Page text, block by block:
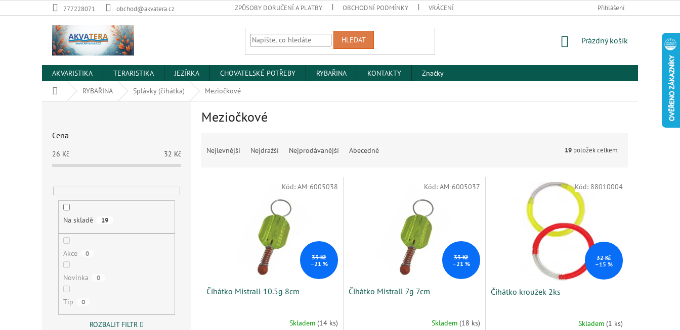
na
777228071 obchod@akvatera.cz ZPŮSOBY DORUČENÍ A PLATBY OBCHODNÍ PODMÍNKY VRÁCENÍ ZBOŽÍ A REKLAMACE PODMÍNKY OCHRANY OSOBNÍCH ÚDAJŮ
Přihlášení
HLEDAT
NÁKUPNÍ
Prázdný košík
AKVARISTIKA TERARISTIKA JEZÍRKA CHOVATELSKÉ POTŘEBY RYBAŘINA KONTAKTY
Značky
Domů
RYBAŘINA Splávky (čihátka) Meziočkové
Cena
26 Kč 32 Kč
Na skladě 19
Akce 0
Novinka 0
Tip 0
ROZBALIT FILTR
Meziočkové
Nejlevnější Nejdražší Nejprodávanější Abecedně 19 položek celkem
33 Kč
–21 %
Čihátko Mistrall 10.5g 8cm
Skladem (14 ks)
Kód: AM-6005038
33 Kč
–21 %
Čihátko Mistrall 7g 7cm
Skladem (18 ks)
Kód: AM-6005037
32 Kč
–15 %
Čihátko kroužek 2ks
Skladem (1 ks)
Kód: 88010004